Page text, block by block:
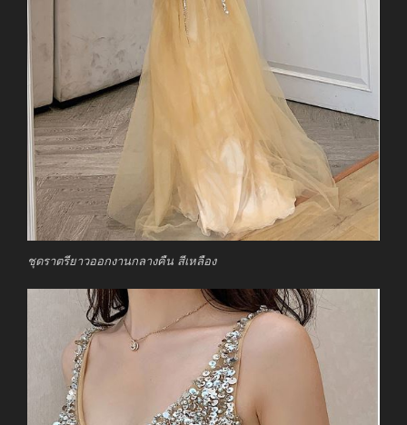
ชุดราตรียาวออกงานกลางคืน สีเหลือง